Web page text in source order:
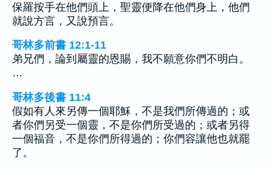
保羅按手在他們頭上，聖靈便降在他們身上，他們
就說方言，又說預言。
哥林多前書 12:1-11
弟兄們，論到屬靈的恩賜，我不願意你們不明白。
…
哥林多後書 11:4
假如有人來另傳一個耶穌，不是我們所傳過的；或
者你們另受一個靈，不是你們所受過的；或者另得
一個福音，不是你們所得過的；你們容讓他也就罷
了。